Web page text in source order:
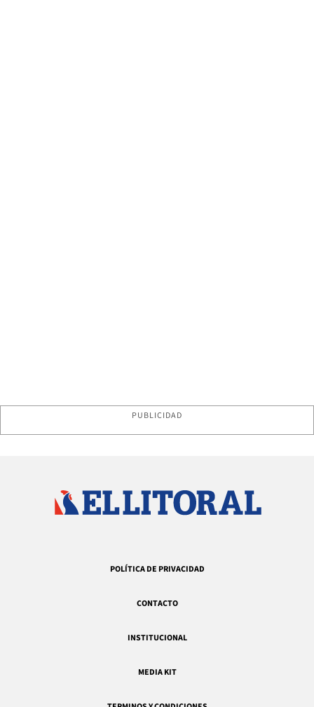
PUBLICIDAD
POLÍTICA DE PRIVACIDAD
CONTACTO
INSTITUCIONAL
MEDIA KIT